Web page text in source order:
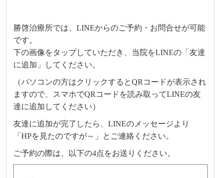
勝啓治療所では、LINEからのご予約・お問合せが可能
です。
下の画像をタップしていただき、当院をLINEの「友達
に追加」してください。
（パソコンの方はクリックするとQRコードが表示され
ますので、スマホでQRコードを読み取ってLINEの友
達に追加してください）
友達に追加が完了したら、LINEのメッセージより
「HPを見たのですが～」とご連絡ください。
ご予約の際は、以下の4点をお送りください。